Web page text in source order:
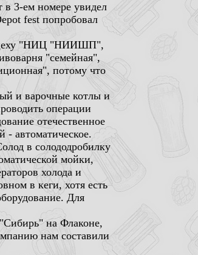
в 3-ем номере увидел
fest попробовал
цеху "НИЦ "НИИШП",
"семейная",
потому что
и варочные котлы и
операции
отечественное
- автоматическое.
в солододробилку
мойки,
холода и
в кеги, хотя есть
Для
на Флаконе,
нам составили